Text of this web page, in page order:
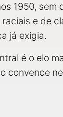
1950, sem
e de
já exigia.
é o elo
convence